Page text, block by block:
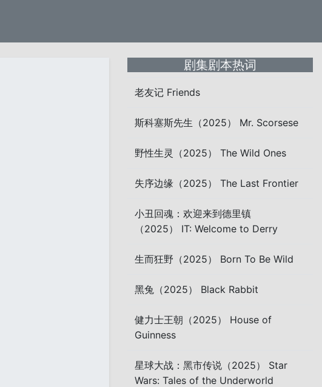
剧集剧本热词
老友记 Friends
斯科塞斯先生（2025） Mr. Scorsese
野性生灵（2025） The Wild Ones
失序边缘（2025） The Last Frontier
小丑回魂：欢迎来到德里镇
（2025） IT: Welcome to Derry
生而狂野（2025） Born To Be Wild
黑兔（2025） Black Rabbit
健力士王朝（2025） House of
Guinness
星球大战：黑市传说（2025） Star
Wars: Tales of the Underworld